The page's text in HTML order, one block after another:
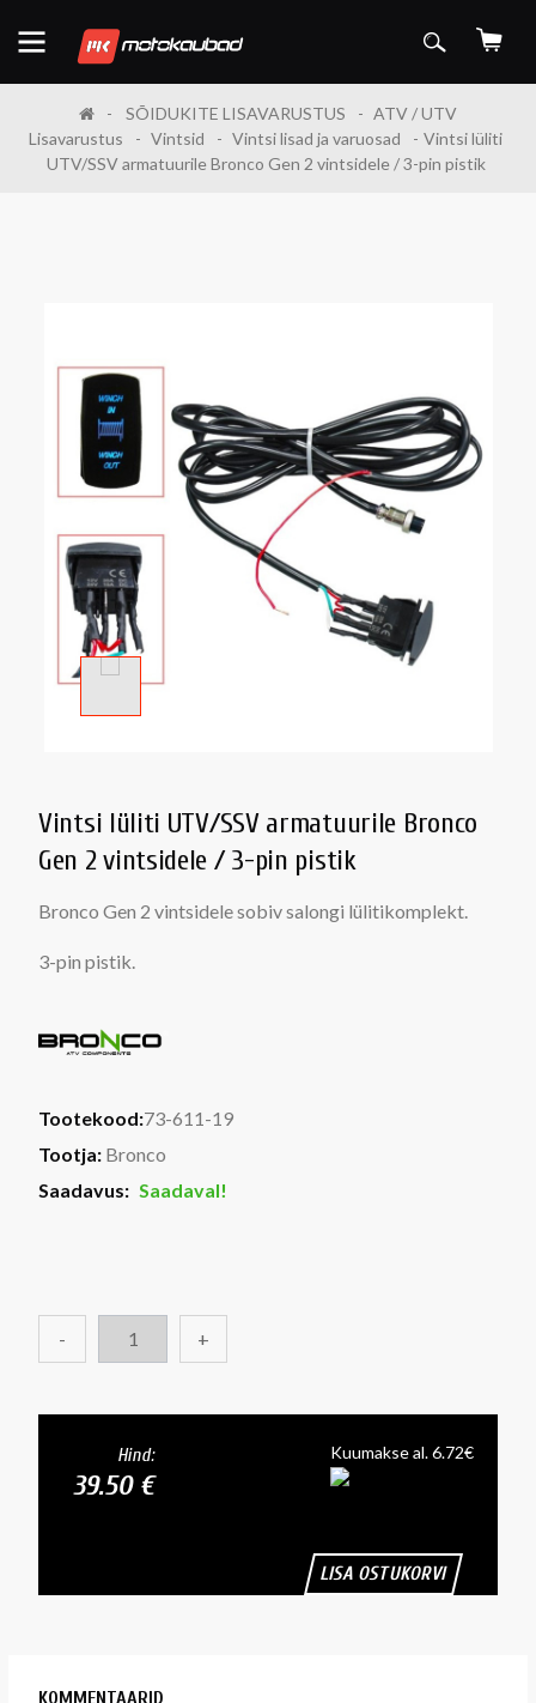
SÕIDUKITE LISAVARUSTUS
ATV / UTV
Lisavarustus
Vintsid Vintsi lisad ja varuosad
Vintsi lüliti
UTV/SSV armatuurile Bronco Gen 2 vintsidele / 3-pin pistik
Vintsi lüliti UTV/SSV armatuurile Bronco
Gen 2 vintsidele / 3-pin pistik
Bronco Gen 2 vintsidele sobiv salongi lülitikomplekt.
3-pin pistik.
Tootekood:73-611-19
Tootja: Bronco
Saadavus: Saadaval!
- +
Hind:
39.50 €
Kuumakse al. 6.72€
LISA OSTUKORVI
KOMMENTAARID